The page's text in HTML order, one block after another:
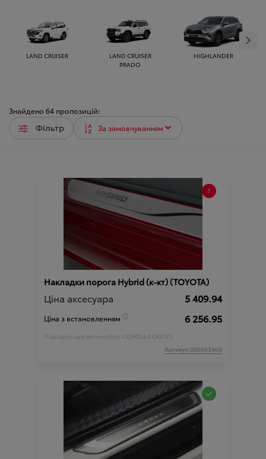
LAND CRUISER
LAND CRUISER
PRADO
HIGHLANDER
Знайдено 64 пропозицій:
Фільтр
Накладки порога Hybrid (к-кт) (TOYOTA)
Ціна аксесуара 5 409.94
Ціна з встановленням 6 256.95
Підходить для автомобіля :COROLLA CROSS;
Артикул:000003460